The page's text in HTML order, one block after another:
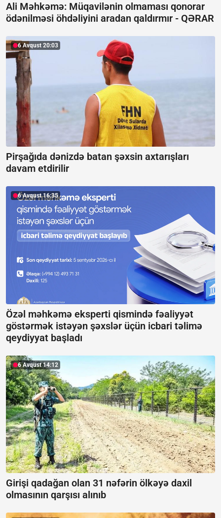
Ali Məhkəmə: Müqavilənin olmaması qonorar
ödənilməsi öhdəliyini aradan qaldırmır - QƏRAR
6 Avqust 20:03
Pirşağıda dənizdə batan şəxsin axtarışları
davam etdirilir
6 Avqust 16:35
Özəl məhkəmə eksperti qismində fəaliyyət
göstərmək istəyən şəxslər üçün icbari təlimə
qeydiyyat başladı
6 Avqust 14:12
Girişi qadağan olan 31 nəfərin ölkəyə daxil
olmasının qarşısı alınıb